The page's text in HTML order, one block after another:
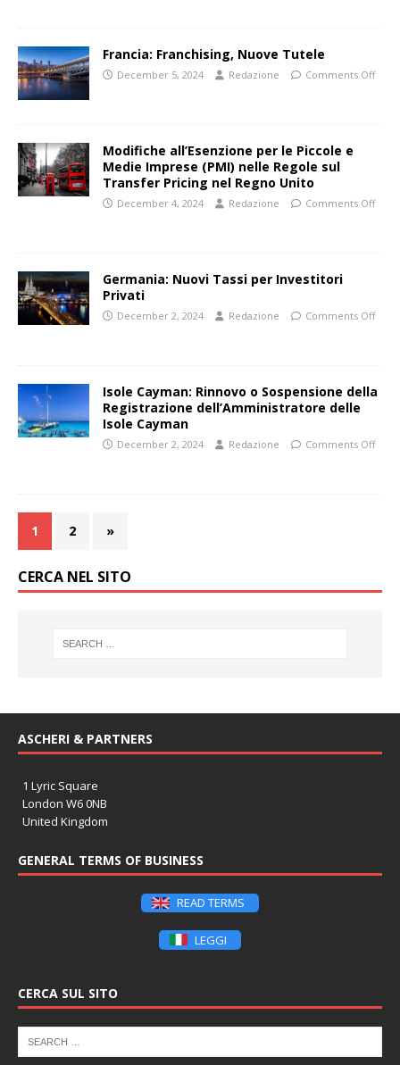
Francia: Franchising, Nuove Tutele
December 5, 2024 Redazione Comments Off
Modifiche all’Esenzione per le Piccole e
Medie Imprese (PMI) nelle Regole sul
Transfer Pricing nel Regno Unito
December 4, 2024 Redazione Comments Off
Germania: Nuovi Tassi per Investitori
Privati
December 2, 2024 Redazione Comments Off
Isole Cayman: Rinnovo o Sospensione della
Registrazione dell’Amministratore delle
Isole Cayman
December 2, 2024 Redazione Comments Off
1 2 »
CERCA NEL SITO
ASCHERI & PARTNERS
1 Lyric Square
London W6 0NB
United Kingdom
GENERAL TERMS OF BUSINESS
READ TERMS
LEGGI
CERCA SUL SITO